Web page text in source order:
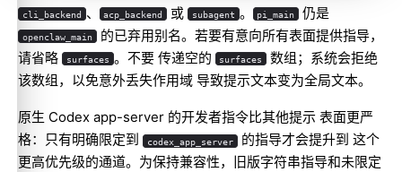
cli_backend 、 acp_backend 或 subagent 。 pi_main 仍是
openclaw_main 的已弃用别名。若要有意向所有表面提供指导，
请省略
surfaces 。不要 传递空的 surfaces
数组；系统会拒绝
该数组，以免意外丢失作用域 导致提示文本变为全局文本。
原生 Codex app-server 的开发者指令比其他提示 表面更严
格：只有明确限定到
codex_app_server 的指导才会提升到 这个
更高优先级的通道。为保持兼容性，旧版字符串指导和未限定